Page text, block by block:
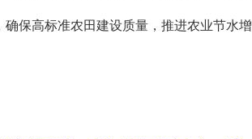
保高标准农田建设质量，推进农业节水增